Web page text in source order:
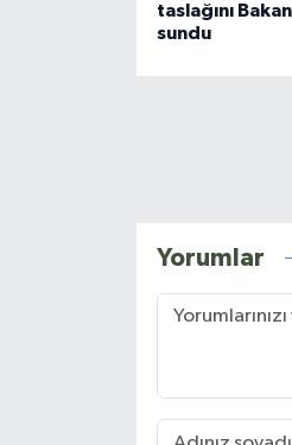
taslağını
sundu
Yorumlar